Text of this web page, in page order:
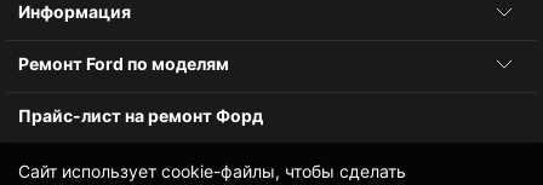
Сайт использует cookie-файлы, чтобы сделать
Информация
Ремонт Ford по моделям
Прайс-лист на ремонт Форд